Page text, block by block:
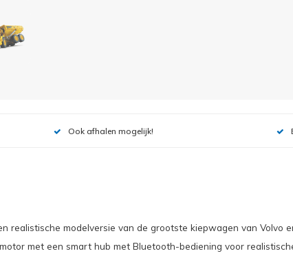
Ook afhalen mogelijk!
realistische modelversie van de grootste kiepwagen van
met een smart hub met Bluetooth-bediening voor